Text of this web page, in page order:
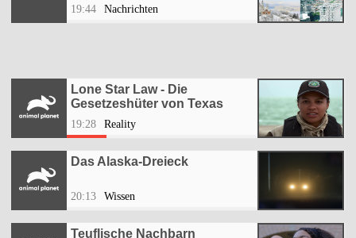
19:44 Nachrichten
Lone Star Law - Die
Gesetzeshüter von Texas
19:28 Reality
Das Alaska-Dreieck
20:13 Wissen
Teuflische Nachbarn